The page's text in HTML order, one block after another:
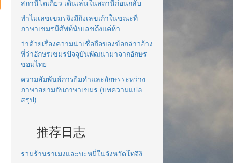
สถานีโตเกียว เดินเล่นในสถานีก่อนกลับ
ทำไมเลขเขมรจึงมีถึงเลขเก้าในขณะที่
ภาษาเขมรมีศัพท์นับเลขถึงแค่ห้า
ว่าด้วยเรื่องความน่าเชื่อถือของข้อกล่าวอ้าง
ที่ว่าอักษรเขมรปัจจุบันพัฒนามาจากอักษร
ขอมไทย
ความสัมพันธ์การยืมคำและอักษรระหว่าง
ภาษาสยามกับภาษาเขมร (บทความแปล
สรุป)
推荐日志
รวมร้านราเมงและบะหมี่ในจังหวัดโทจิงิ